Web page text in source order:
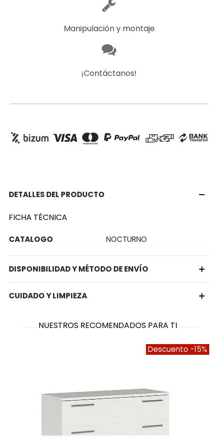
Manipulación y montaje
¡Contáctanos!
DETALLES DEL PRODUCTO
FICHA TÉCNICA
CATALOGO NOCTURNO
DISPONIBILIDAD Y MÉTODO DE ENVÍO
CUIDADO Y LIMPIEZA
NUESTROS RECOMENDADOS PARA TI
Descuento -15%